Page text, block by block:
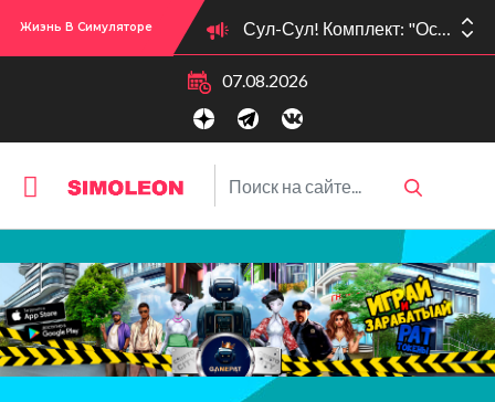
Жизнь В Симуляторе Сул-Сул! Комплект: "Осенние образы" вышел 09.10.25!
Сул-Сул! Вышло новое обновлении версии игры: 1.119.96.1030 (ПК)! 1.119.96.1230 (Mac)! 2.22 (ИП)!
07.08.2026